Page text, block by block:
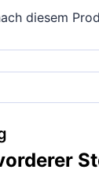
diesem